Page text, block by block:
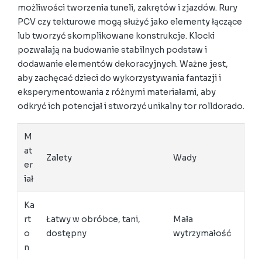
możliwości tworzenia tuneli, zakrętów i zjazdów. Rury
PCV czy tekturowe mogą służyć jako elementy łączące
lub tworzyć skomplikowane konstrukcje. Klocki
pozwalają na budowanie stabilnych podstaw i
dodawanie elementów dekoracyjnych. Ważne jest,
aby zachęcać dzieci do wykorzystywania fantazji i
eksperymentowania z różnymi materiałami, aby
odkryć ich potencjał i stworzyć unikalny tor rolldorado.
M
at
er
iał
Zalety Wady
Ka
rt
o
n
Łatwy w obróbce, tani,
dostępny
Mała
wytrzymałość